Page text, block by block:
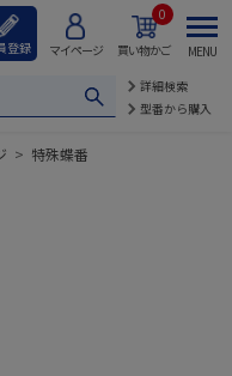
登録 マイページ 買い物かご
0
詳細検索
型番から購入
MENU
> 特殊蝶番